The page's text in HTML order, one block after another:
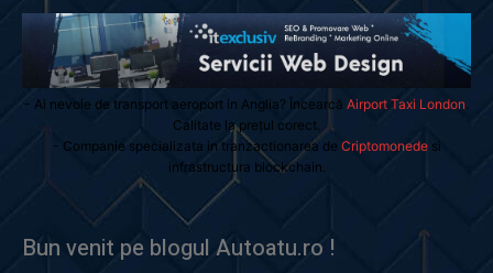
- Ai nevoie de transport aeroport in Anglia? Încearcă Airport Taxi London
Calitate la prețul corect.
- Companie specializata in tranzactionarea de Criptomonedesi
infrastructura blockchain.
Bun venit pe blogul Autoatu.ro !